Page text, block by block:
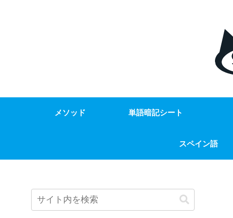
メソッド 単語暗記シート
スペイン語